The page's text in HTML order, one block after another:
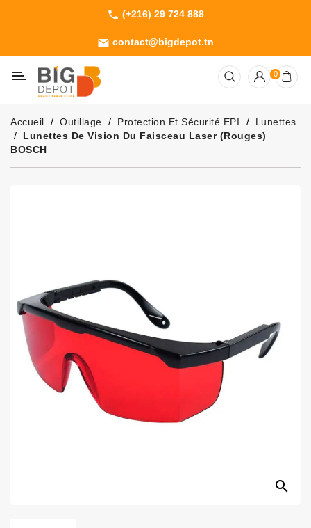
phone (+216) 29 724 888
email contact@bigdepot.tn
Machines
Outillage
Jardinage
Consommables
0
Accueil Outillage Protection Et Sécurité EPI
Lunettes
Lunettes De Vision Du Faisceau Laser (rouges)
BOSCH
search